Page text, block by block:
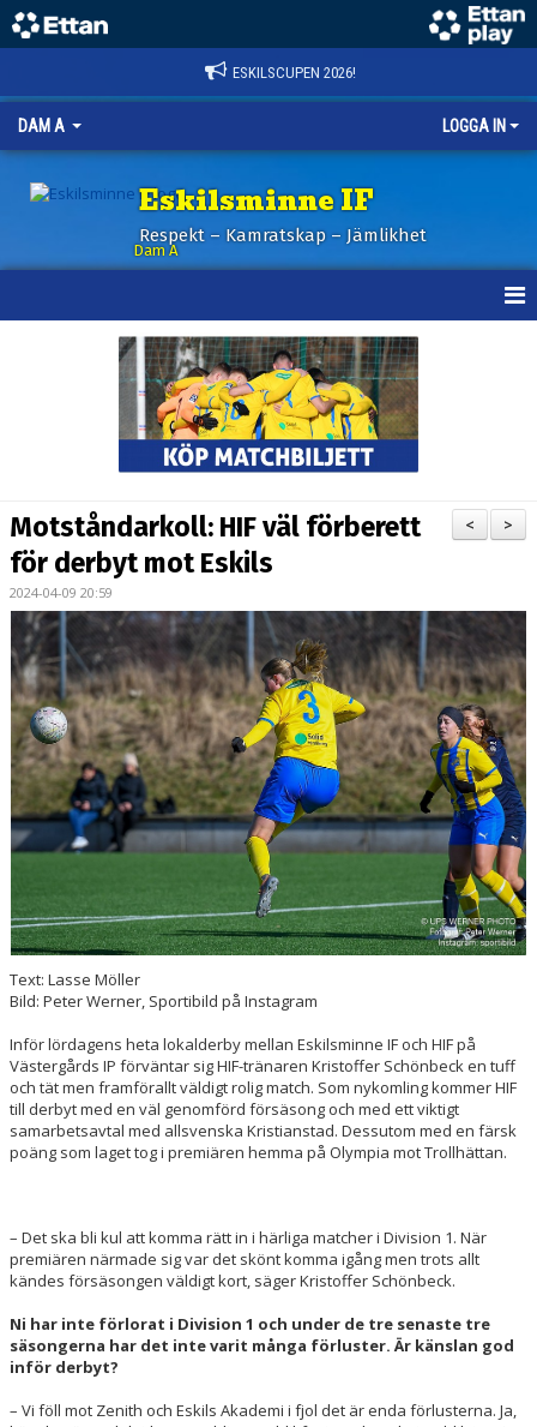
ESKILSCUPEN 2026!
DAM A LOGGA IN
Eskilsminne IF
Respekt – Kamratskap – Jämlikhet
Dam A
BILDGALLERI
DOKUMENT
KONTAKT
MATCHER
DIV. 1 SÖDRA
DAM AKADEMI - DIVISION 2
>
<
Motståndarkoll: HIF väl förberett
för derbyt mot Eskils
2024-04-09 20:59
Text: Lasse Möller
Bild: Peter Werner, Sportibild på Instagram
Inför lördagens heta lokalderby mellan Eskilsminne IF och HIF på
Västergårds IP förväntar sig HIF-tränaren Kristoffer Schönbeck en tuff
och tät men framförallt väldigt rolig match. Som nykomling kommer HIF
till derbyt med en väl genomförd försäsong och med ett viktigt
samarbetsavtal med allsvenska Kristianstad. Dessutom med en färsk
poäng som laget tog i premiären hemma på Olympia mot Trollhättan.
– Det ska bli kul att komma rätt in i härliga matcher i Division 1. När
premiären närmade sig var det skönt komma igång men trots allt
kändes försäsongen väldigt kort, säger Kristoffer Schönbeck.
Ni har inte förlorat i Division 1 och under de tre senaste tre
säsongerna har det inte varit många förluster. Är känslan god
inför derbyt?
– Vi föll mot Zenith och Eskils Akademi i fjol det är enda förlusterna. Ja,